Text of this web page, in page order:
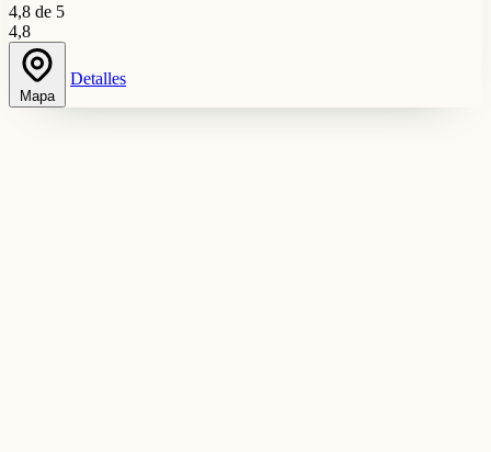
4,8 de 5
4,8
Mapa
Detalles